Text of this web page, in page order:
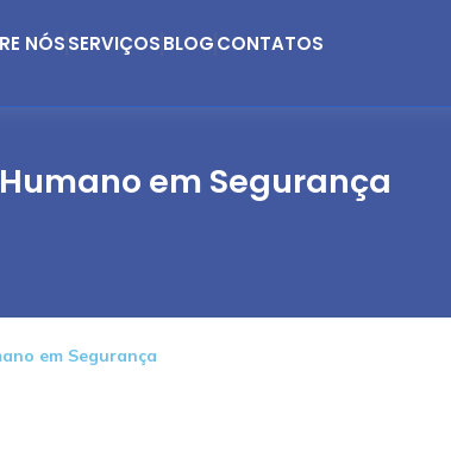
NÓSSERVIÇOSBLOGCONTATOS
em Segurança
em Segurança